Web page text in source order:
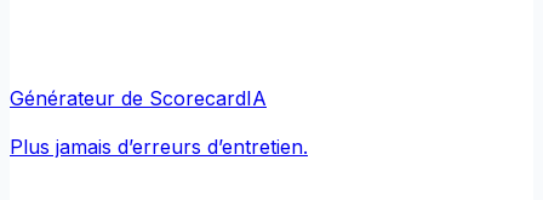
Générateur de ScorecardIA
Plus jamais d’erreurs d’entretien.